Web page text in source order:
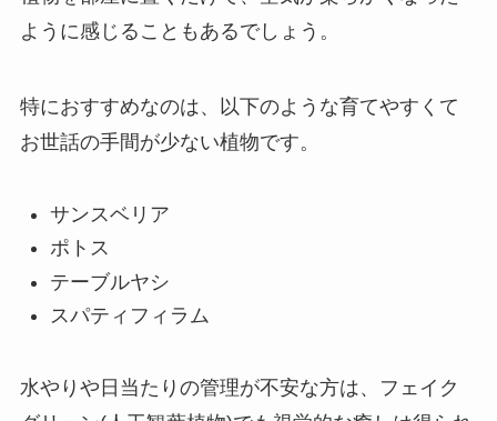
ように感じることもあるでしょう。
特におすすめなのは、以下のような育てやすくて
お世話の手間が少ない植物です。
サンスベリア
ポトス
テーブルヤシ
スパティフィラム
水やりや日当たりの管理が不安な方は、フェイク